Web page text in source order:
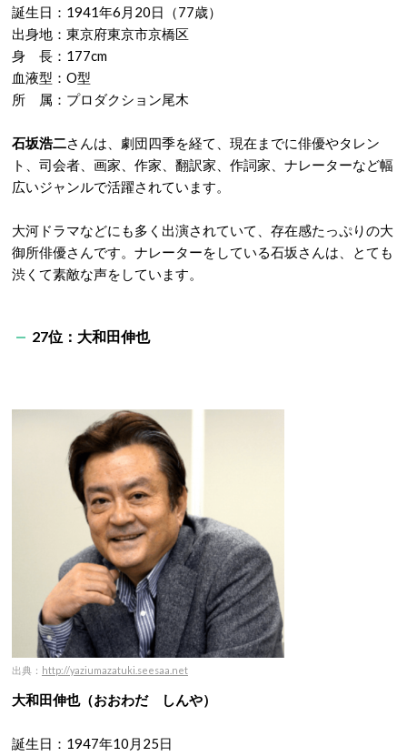
誕生日：1941年6月20日（77歳）
出身地：東京府東京市京橋区
身 長：177cm
血液型：O型
所 属：プロダクション尾木
石坂浩二さんは、劇団四季を経て、現在までに俳優やタレン
ト、司会者、画家、作家、翻訳家、作詞家、ナレーターなど幅
広いジャンルで活躍されています。
大河ドラマなどにも多く出演されていて、存在感たっぷりの大
御所俳優さんです。ナレーターをしている石坂さんは、とても
渋くて素敵な声をしています。
27位：大和田伸也
出典： http://yaziumazatuki.seesaa.net
大和田伸也（おおわだ しんや）
誕生日：1947年10月25日